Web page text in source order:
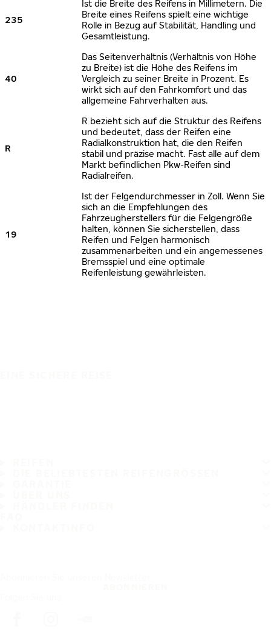
235
Ist die Breite des Reifens in Millimetern. Die
Breite eines Reifens spielt eine wichtige
Rolle in Bezug auf Stabilität, Handling und
Gesamtleistung.
40
Das Seitenverhältnis (Verhältnis von Höhe
zu Breite) ist die Höhe des Reifens im
Vergleich zu seiner Breite in Prozent. Es
wirkt sich auf den Fahrkomfort und das
allgemeine Fahrverhalten aus.
R
R bezieht sich auf die Struktur des Reifens
und bedeutet, dass der Reifen eine
Radialkonstruktion hat, die den Reifen
stabil und präzise macht. Fast alle auf dem
Markt befindlichen Pkw-Reifen sind
Radialreifen.
19
Ist der Felgendurchmesser in Zoll. Wenn Sie
sich an die Empfehlungen des
Fahrzeugherstellers für die Felgengröße
halten, können Sie sicherstellen, dass
Reifen und Felgen harmonisch
zusammenarbeiten und ein angemessenes
Bremsspiel und eine optimale
Reifenleistung gewährleisten.